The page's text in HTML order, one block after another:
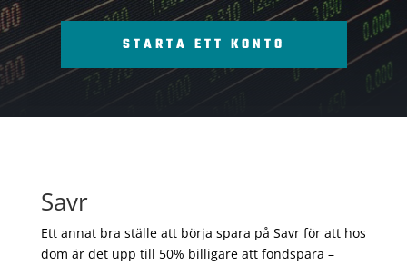
STARTA ETT KONTO
Savr
Ett annat bra ställe att börja spara på Savr för att hos
dom är det upp till 50% billigare att fondspara –